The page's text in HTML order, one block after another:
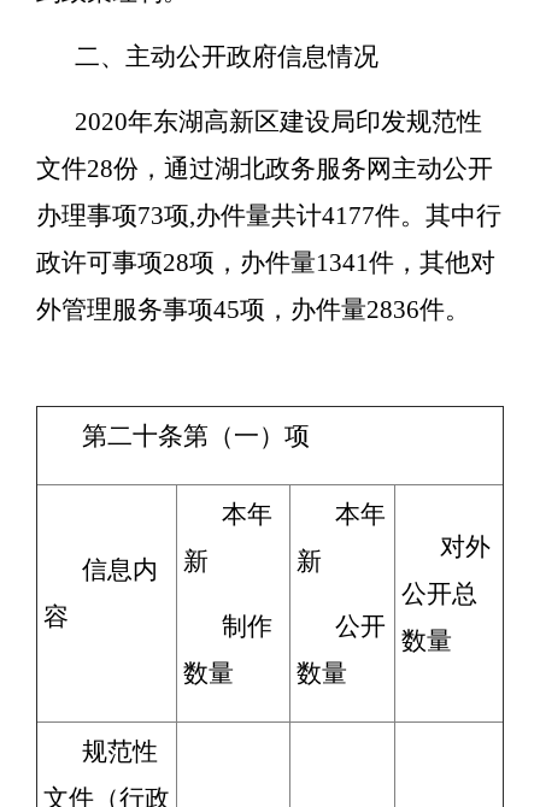
二、主动公开政府信息情况
2020年东湖高新区建设局印发规范性
文件28份，通过湖北政务服务网主动公开
办理事项73项,办件量共计4177件。其中行
政许可事项28项，办件量1341件，其他对
外管理服务事项45项，办件量2836件。
第二十条第（一）项
信息内
容
本年
新
制作
数量
本年
新
公开
数量
对外
公开总
数量
规范性
文件（行政